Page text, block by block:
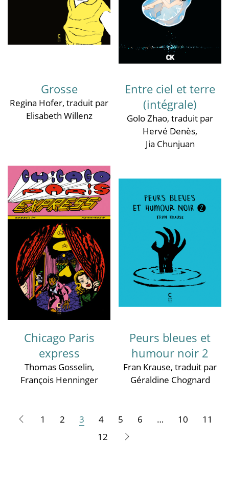
Grosse
Regina Hofer, traduit par
Elisabeth Willenz
Entre ciel et terre
(intégrale)
Golo Zhao, traduit par
Hervé Denès,
Jia Chunjuan
Chicago Paris
express
Thomas Gosselin,
François Henninger
Peurs bleues et
humour noir 2
Fran Krause, traduit par
Géraldine Chognard
1 2 3 4 5 6 … 10
11
12